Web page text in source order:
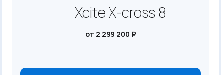
Xcite X-cross 8
от 2 299 200 ₽